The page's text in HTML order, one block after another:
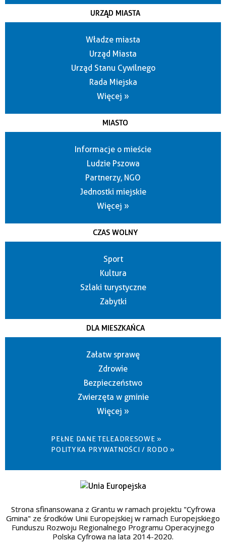
URZĄD MIASTA
Władze miasta
Urząd Miasta
Urząd Stanu Cywilnego
Rada Miejska
Więcej »
MIASTO
Informacje o mieście
Ludzie Pszowa
Partnerzy, NGO
Jednostki miejskie
Więcej »
CZAS WOLNY
Sport
Kultura
Szlaki turystyczne
Zabytki
DLA MIESZKAŃCA
Załatw sprawę
Zdrowie
Bezpieczeństwo
Zwierzęta w gminie
Więcej »
PEŁNE DANE TELEADRESOWE »
POLITYKA PRYWATNOŚCI / RODO »
Strona sfinansowana z Grantu w ramach projektu "Cyfrowa
Gmina" ze środków Unii Europejskiej w ramach Europejskiego
Funduszu Rozwoju Regionalnego Programu Operacyjnego
Polska Cyfrowa na lata 2014-2020.